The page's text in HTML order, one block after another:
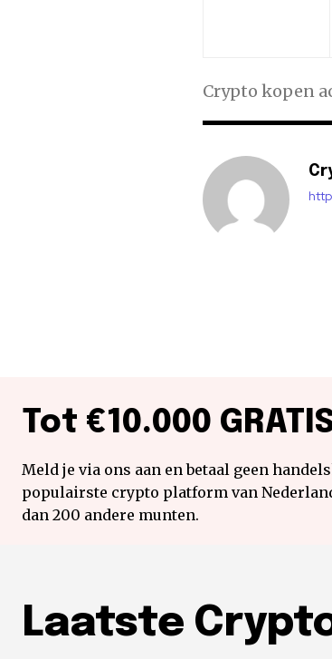
Crypto kopen
Tot €10.000
Meld je via ons aan en betaal geen
populairste crypto platform van
dan 200 andere munten.
Laatste